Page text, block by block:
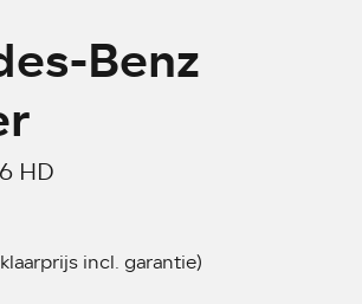
Benz
HD
incl. garantie)